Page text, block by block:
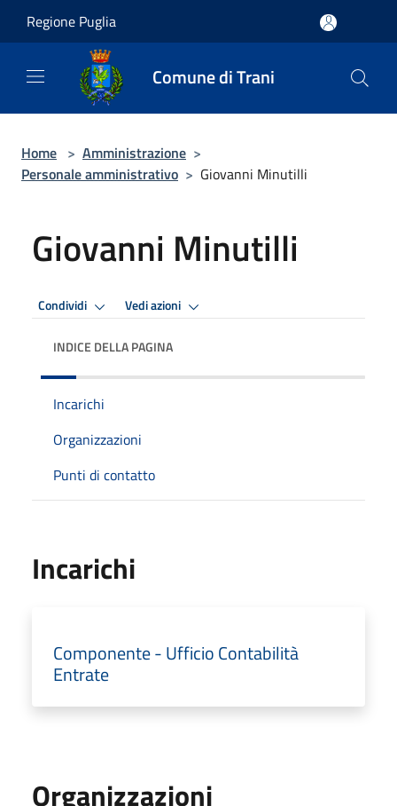
Regione Puglia
Comune di Trani
Home > Amministrazione >
Personale amministrativo > Giovanni Minutilli
Giovanni Minutilli
Condividi Vedi azioni
INDICE DELLA PAGINA
Incarichi
Organizzazioni
Punti di contatto
Incarichi
Componente - Ufficio Contabilità
Entrate
Organizzazioni